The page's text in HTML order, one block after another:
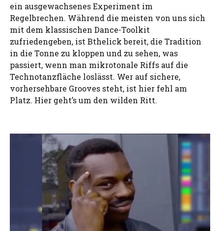
ein ausgewachsenes Experiment im
Regelbrechen. Während die meisten von uns sich
mit dem klassischen Dance-Toolkit
zufriedengeben, ist Bthelick bereit, die Tradition
in die Tonne zu kloppen und zu sehen, was
passiert, wenn man mikrotonale Riffs auf die
Technotanzfläche loslässt. Wer auf sichere,
vorhersehbare Grooves steht, ist hier fehl am
Platz. Hier geht’s um den wilden Ritt.